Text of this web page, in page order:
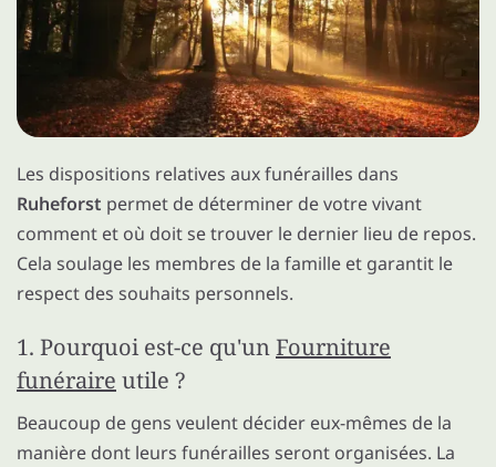
Les dispositions relatives aux funérailles dans
Ruheforst permet de déterminer de votre vivant
comment et où doit se trouver le dernier lieu de repos.
Cela soulage les membres de la famille et garantit le
respect des souhaits personnels.
1. Pourquoi est-ce qu'unFourniture
funéraire utile ?
Beaucoup de gens veulent décider eux-mêmes de la
manière dont leurs funérailles seront organisées. La